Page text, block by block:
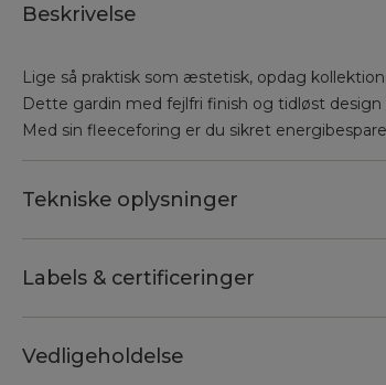
Beskrivelse
Lige så praktisk som æstetisk, opdag
Dette gardin med fejlfri finish og tidløst
Med sin fleeceforing er du sikret
Tekniske oplysninger
Labels & certificeringer
Vedligeholdelse